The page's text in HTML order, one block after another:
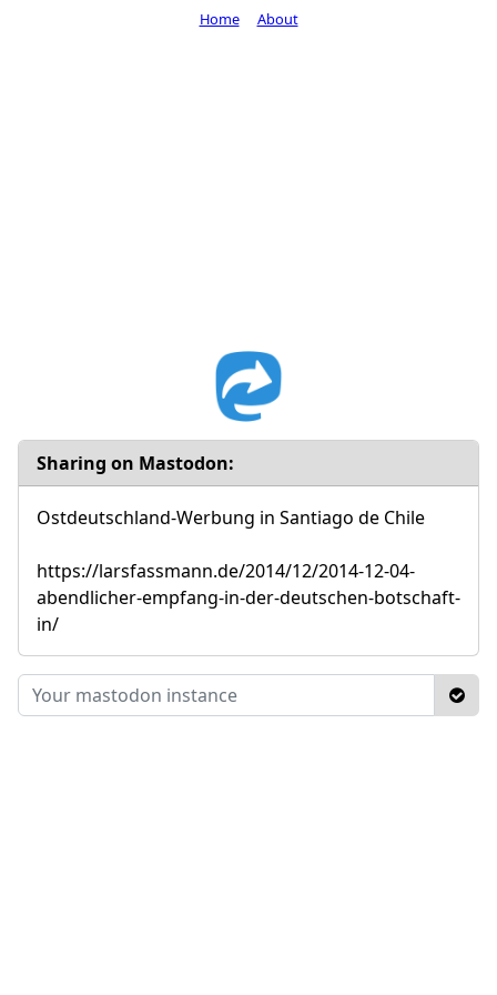
Sharing on Mastodon:
Ostdeutschland-Werbung in Santiago de Chile
https://larsfassmann.de/2014/12/2014-12-04-
abendlicher-empfang-in-der-deutschen-botschaft-
in/
Home About